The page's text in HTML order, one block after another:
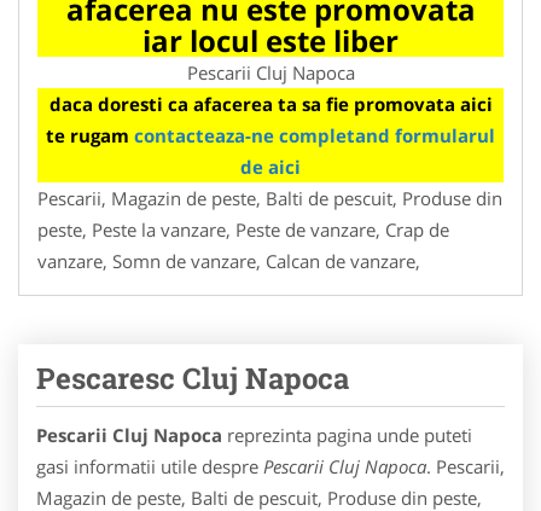
afacerea nu este promovata
iar locul este liber
Pescarii Cluj Napoca
daca doresti ca afacerea ta sa fie promovata aici
te rugam contacteaza-ne completand formularul
de aici
Pescarii, Magazin de peste, Balti de pescuit, Produse din
peste, Peste la vanzare, Peste de vanzare, Crap de
vanzare, Somn de vanzare, Calcan de vanzare,
Pescaresc Cluj Napoca
Pescarii Cluj Napoca reprezinta pagina unde puteti
gasi informatii utile despre Pescarii Cluj Napoca. Pescarii,
Magazin de peste, Balti de pescuit, Produse din peste,